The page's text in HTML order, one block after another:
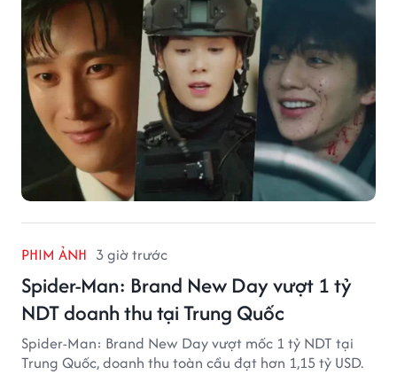
PHIM ẢNH 3 giờ trước
Spider-Man: Brand New Day vượt 1 tỷ
NDT doanh thu tại Trung Quốc
Spider-Man: Brand New Day vượt mốc 1 tỷ NDT tại
Trung Quốc, doanh thu toàn cầu đạt hơn 1,15 tỷ USD.